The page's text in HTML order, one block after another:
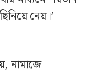
নেয়।’
নামাজে